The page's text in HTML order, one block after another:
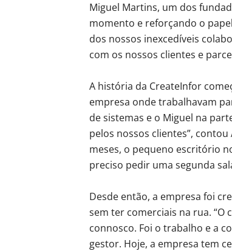
Miguel Martins, um dos
momento e reforçando o
dos nossos inexcedíveis
com os nossos clientes e
A história da CreateInfor
empresa onde trabalhavam
de sistemas e o Miguel na
pelos nossos clientes”,
meses, o pequeno escritório
preciso pedir uma segunda
Desde então, a empresa foi
sem ter comerciais na rua. “O
connosco. Foi o trabalho e a
gestor. Hoje, a empresa tem